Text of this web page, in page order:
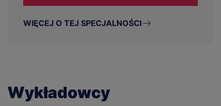
WIĘCEJ O TEJ SPECJALNOŚCI
Wykładowcy